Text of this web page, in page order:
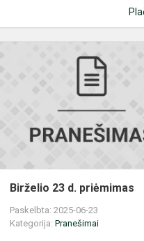
Birželio 23 d. priėmimas
Paskelbta: 2025-06-23
Kategorija:Pranešimai